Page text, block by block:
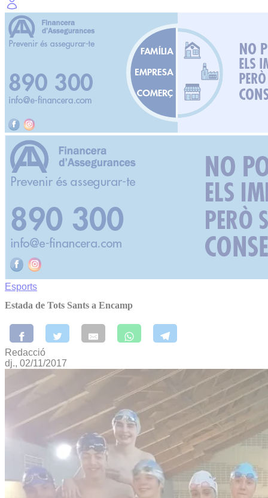
Esports
Estada de Tots Sants a Encamp
Redacció
dj., 02/11/2017